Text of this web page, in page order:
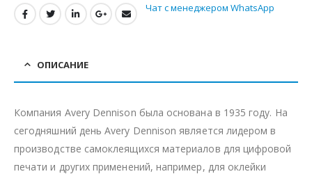
Чат с менеджером WhatsApp
ОПИСАНИЕ
Компания Avery Dennison была основана в 1935 году. На
сегодняшний день Avery Dennison является лидером в
производстве самоклеящихся материалов для цифровой
печати и других применений, например, для оклейки